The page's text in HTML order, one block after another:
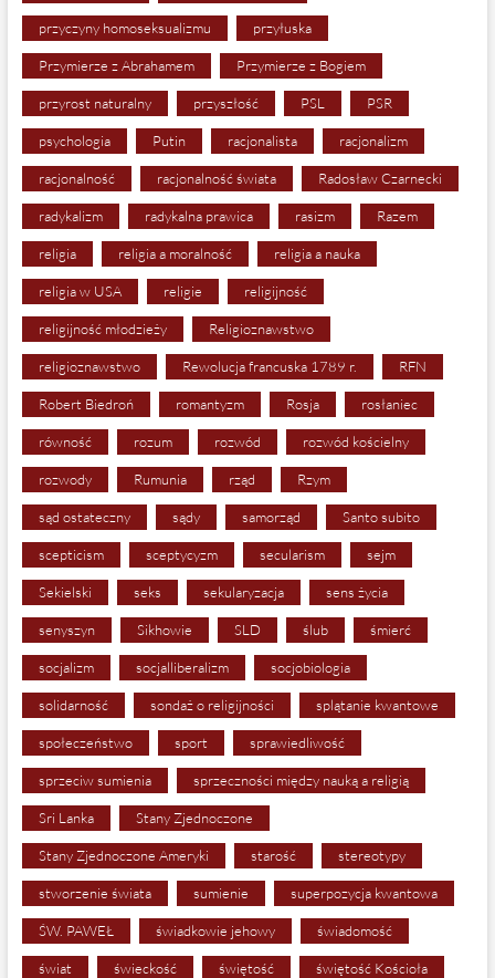
przyczyny homoseksualizmu przyłuska
Przymierze z Abrahamem Przymierze z Bogiem
przyrost naturalny przyszłość PSL PSR
psychologia Putin racjonalista racjonalizm
racjonalność racjonalność świata Radosław Czarnecki
radykalizm radykalna prawica rasizm Razem
religia religia a moralność religia a nauka
religia w USA religie religijność
religijność młodzieży Religioznawstwo
religioznawstwo Rewolucja francuska 1789 r. RFN
Robert Biedroń romantyzm Rosja rosłaniec
równość rozum rozwód rozwód kościelny
rozwody Rumunia rząd Rzym
sąd ostateczny sądy samorząd Santo subito
scepticism sceptycyzm secularism sejm
Sekielski seks sekularyzacja sens życia
senyszyn Sikhowie SLD ślub śmierć
socjalizm socjalliberalizm socjobiologia
solidarność sondaż o religijności splątanie kwantowe
społeczeństwo sport sprawiedliwość
sprzeciw sumienia sprzeczności między nauką a religią
Sri Lanka Stany Zjednoczone
Stany Zjednoczone Ameryki starość stereotypy
stworzenie świata sumienie superpozycja kwantowa
ŚW. PAWEŁ świadkowie jehowy świadomość
świat świeckość świętość świętość Kościoła